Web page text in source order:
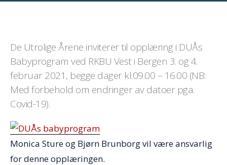
De Utrolige Årene inviterer til opplæring i DUÅs
Babyprogram ved RKBU Vest i Bergen 3. og 4.
februar 2021, begge dager kl.09.00 – 16.00 (NB:
Med forbehold om endringer av datoer pga.
Covid-19).
Monica Sture og Bjørn Brunborg vil være ansvarlig
for denne opplæringen.